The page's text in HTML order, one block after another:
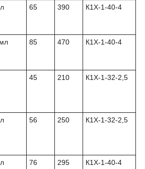
65 390 К1Х-1-40-4
85 470 К1Х-1-40-4
45 210 К1Х-1-32-2,5
56 250 К1Х-1-32-2,5
76 295 К1Х-1-40-4